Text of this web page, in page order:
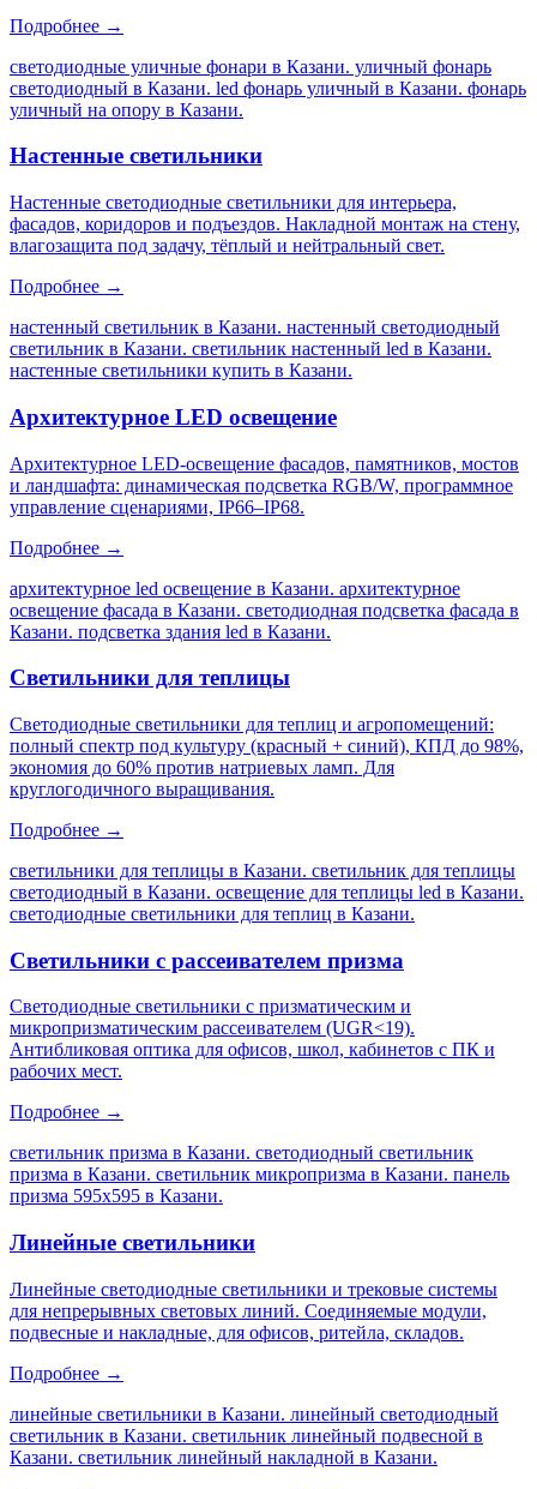
Подробнее →
светодиодные уличные фонари в Казани. уличный фонарь
светодиодный в Казани. led фонарь уличный в Казани. фонарь
уличный на опору в Казани.
Настенные светильники
Настенные светодиодные светильники для интерьера,
фасадов, коридоров и подъездов. Накладной монтаж на стену,
влагозащита под задачу, тёплый и нейтральный свет.
Подробнее →
настенный светильник в Казани. настенный светодиодный
светильник в Казани. светильник настенный led в Казани.
настенные светильники купить в Казани.
Архитектурное LED освещение
Архитектурное LED-освещение фасадов, памятников, мостов
и ландшафта: динамическая подсветка RGB/W, программное
управление сценариями, IP66–IP68.
Подробнее →
архитектурное led освещение в Казани. архитектурное
освещение фасада в Казани. светодиодная подсветка фасада в
Казани. подсветка здания led в Казани.
Светильники для теплицы
Светодиодные светильники для теплиц и агропомещений:
полный спектр под культуру (красный + синий), КПД до 98%,
экономия до 60% против натриевых ламп. Для
круглогодичного выращивания.
Подробнее →
светильники для теплицы в Казани. светильник для теплицы
светодиодный в Казани. освещение для теплицы led в Казани.
светодиодные светильники для теплиц в Казани.
Светильники с рассеивателем призма
Светодиодные светильники с призматическим и
микропризматическим рассеивателем (UGR<19).
Антибликовая оптика для офисов, школ, кабинетов с ПК и
рабочих мест.
Подробнее →
светильник призма в Казани. светодиодный светильник
призма в Казани. светильник микропризма в Казани. панель
призма 595х595 в Казани.
Линейные светильники
Линейные светодиодные светильники и трековые системы
для непрерывных световых линий. Соединяемые модули,
подвесные и накладные, для офисов, ритейла, складов.
Подробнее →
линейные светильники в Казани. линейный светодиодный
светильник в Казани. светильник линейный подвесной в
Казани. светильник линейный накладной в Казани.